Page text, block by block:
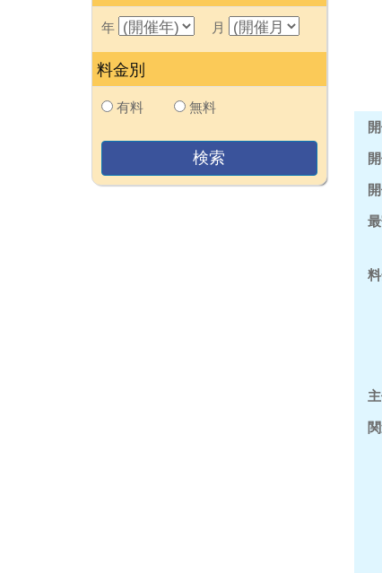
年 月
料金別
有料 無料